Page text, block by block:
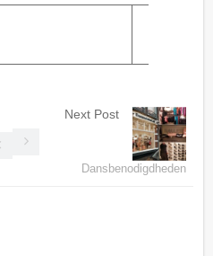
Next Post
Dansbenodigdheden